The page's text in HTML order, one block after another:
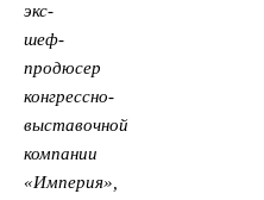
экс-
шеф-
продюсер
конгрессно-
выставочной
компании
«Империя»,